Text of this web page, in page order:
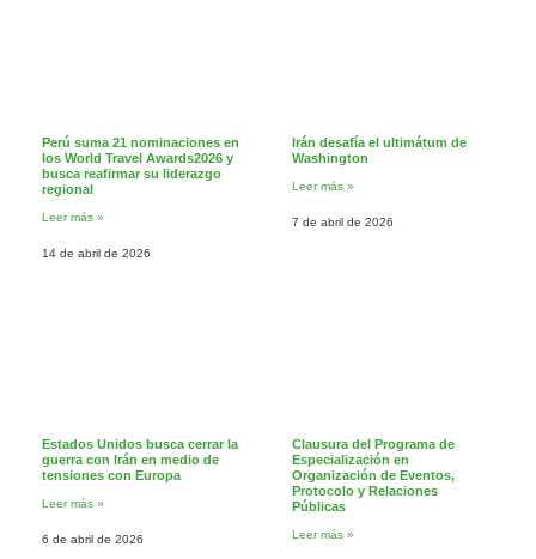
Perú suma 21 nominaciones en
los World Travel Awards2026 y
busca reafirmar su liderazgo
regional
Leer más »
14 de abril de 2026
Irán desafía el ultimátum de
Washington
Leer más »
7 de abril de 2026
Estados Unidos busca cerrar la
guerra con Irán en medio de
tensiones con Europa
Leer más »
6 de abril de 2026
Clausura del Programa de
Especialización en
Organización de Eventos,
Protocolo y Relaciones
Públicas
Leer más »